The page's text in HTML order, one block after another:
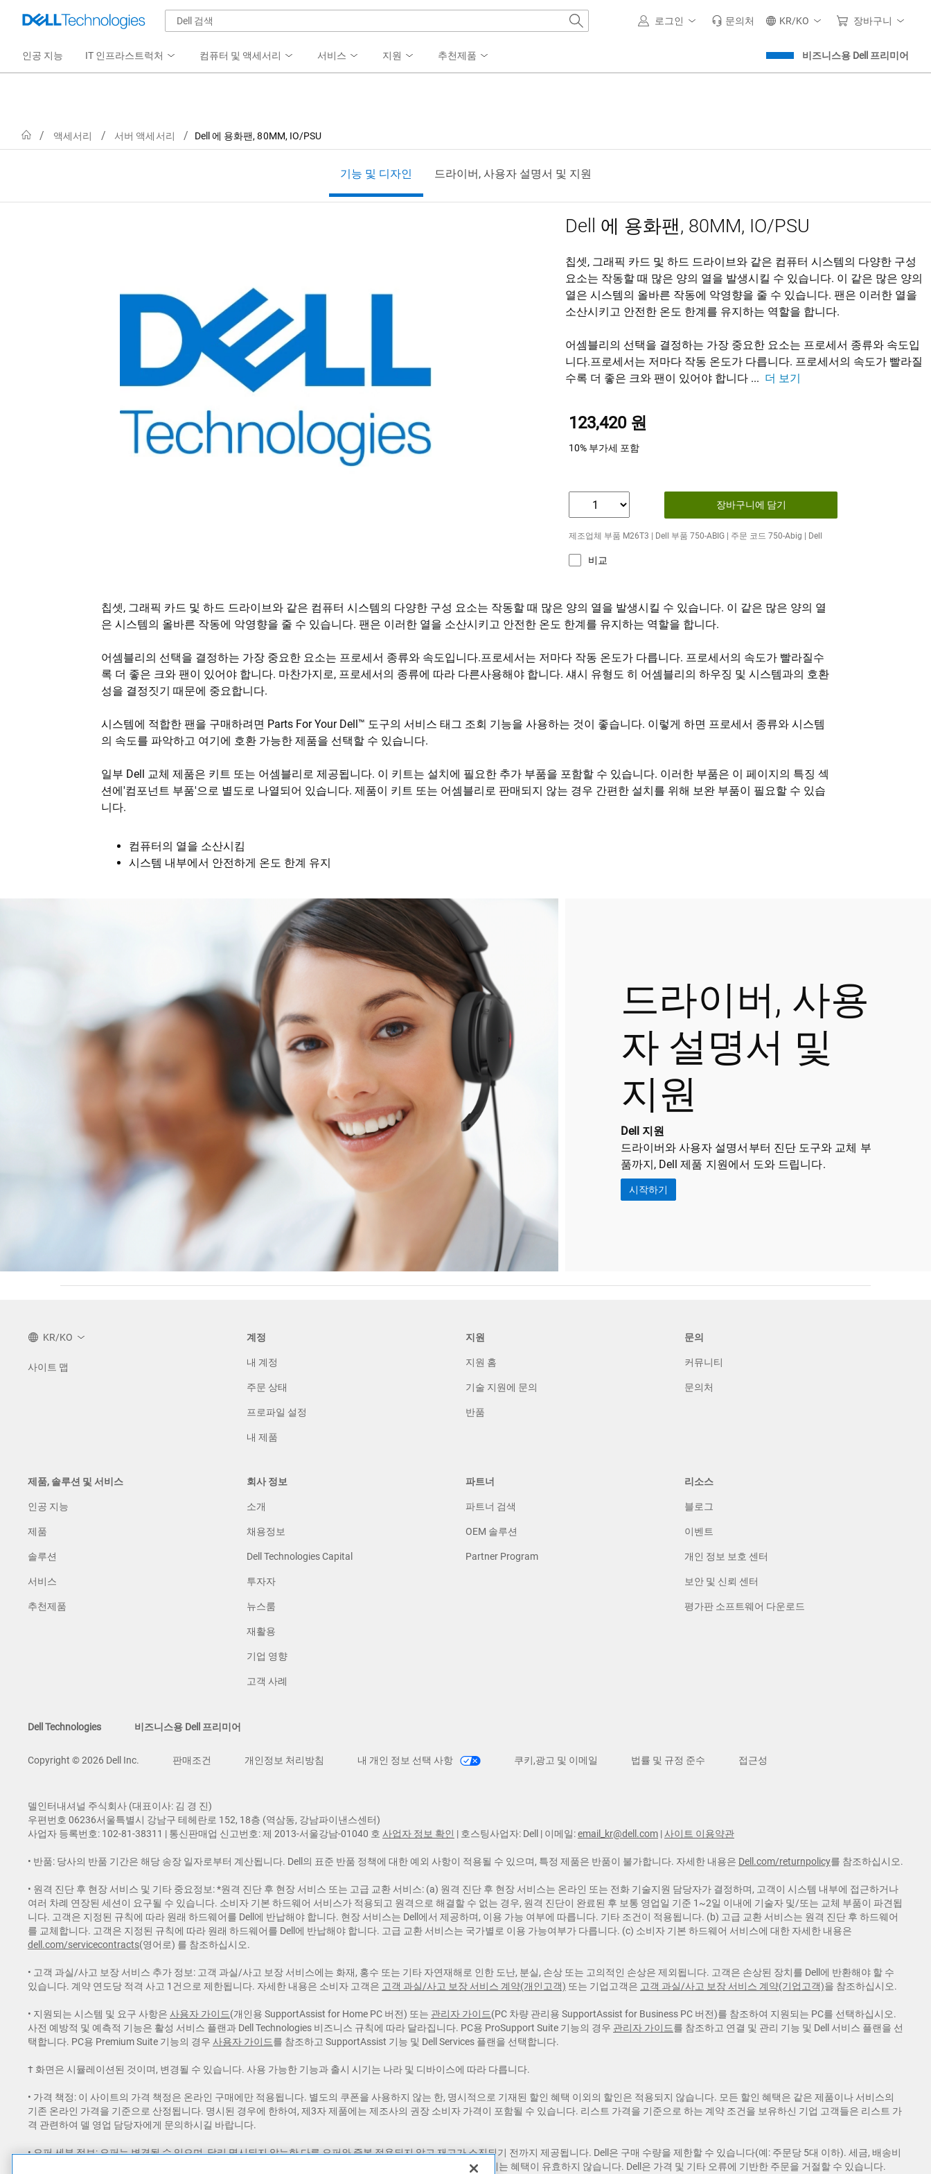
로그인 문의처 KR/KO 장바구니
인공 지능 IT 인프라스트럭처 컴퓨터 및 액세서리 서비스 지원 추천제품 비즈니스용 Dell 프리미어
Home 액세서리 서버 액세서리 Dell 에 용화팬, 80MM, IO/PSU
기능 및 디자인 드라이버, 사용자 설명서 및 지원
Dell 에 용화팬, 80MM, IO/PSU
칩셋, 그래픽 카드 및 하드 드라이브와 같은 컴퓨터 시스템의 다양한 구성
요소는 작동할 때 많은 양의 열을 발생시킬 수 있습니다. 이 같은 많은 양의
열은 시스템의 올바른 작동에 악영향을 줄 수 있습니다. 팬은 이러한 열을
소산시키고 안전한 온도 한계를 유지하는 역할을 합니다.
어셈블리의 선택을 결정하는 가장 중요한 요소는 프로세서 종류와 속도입
니다.프로세서는 저마다 작동 온도가 다릅니다. 프로세서의 속도가 빨라질
수록 더 좋은 크와 팬이 있어야 합니다 ... 더 보기
123,420 원
10% 부가세 포함
장바구니에 담기
제조업체 부품 M26T3 | Dell 부품 750-ABIG | 주문 코드 750-Abig | Dell
비교
칩셋, 그래픽 카드 및 하드 드라이브와 같은 컴퓨터 시스템의 다양한 구성 요소는 작동할 때 많은 양의 열을 발생시킬 수 있습니다. 이 같은 많은 양의 열
은 시스템의 올바른 작동에 악영향을 줄 수 있습니다. 팬은 이러한 열을 소산시키고 안전한 온도 한계를 유지하는 역할을 합니다.
어셈블리의 선택을 결정하는 가장 중요한 요소는 프로세서 종류와 속도입니다.프로세서는 저마다 작동 온도가 다릅니다. 프로세서의 속도가 빨라질수
록 더 좋은 크와 팬이 있어야 합니다. 마찬가지로, 프로세서의 종류에 따라 다른사용해야 합니다. 섀시 유형도 히 어셈블리의 하우징 및 시스템과의 호환
성을 결정짓기 때문에 중요합니다.
시스템에 적합한 팬을 구매하려면 Parts For Your Dell™ 도구의 서비스 태그 조회 기능을 사용하는 것이 좋습니다. 이렇게 하면 프로세서 종류와 시스템
의 속도를 파악하고 여기에 호환 가능한 제품을 선택할 수 있습니다.
일부 Dell 교체 제품은 키트 또는 어셈블리로 제공됩니다. 이 키트는 설치에 필요한 추가 부품을 포함할 수 있습니다. 이러한 부품은 이 페이지의 특징 섹
션에'컴포넌트 부품'으로 별도로 나열되어 있습니다. 제품이 키트 또는 어셈블리로 판매되지 않는 경우 간편한 설치를 위해 보완 부품이 필요할 수 있습
니다.
컴퓨터의 열을 소산시킴
시스템 내부에서 안전하게 온도 한계 유지
드라이버, 사용
자 설명서 및
지원
Dell 지원
드라이버와 사용자 설명서부터 진단 도구와 교체 부
품까지, Dell 제품 지원에서 도와 드립니다.
시작하기
KR/KO
사이트 맵
계정
내 계정
주문 상태
프로파일 설정
내 제품
지원
지원 홈
기술 지원에 문의
반품
문의
커뮤니티
문의처
제품, 솔루션 및 서비스
인공 지능
제품
솔루션
서비스
추천제품
회사 정보
소개
채용정보
Dell Technologies Capital
투자자
뉴스룸
재활용
기업 영향
고객 사례
파트너
파트너 검색
OEM 솔루션
Partner Program
리소스
블로그
이벤트
개인 정보 보호 센터
보안 및 신뢰 센터
평가판 소프트웨어 다운로드
Dell Technologies 비즈니스용 Dell 프리미어
Copyright © 2026 Dell Inc. 판매조건 개인정보 처리방침 내 개인 정보 선택 사항 쿠키,광고 및 이메일 법률 및 규정 준수 접근성
델인터내셔널 주식회사 (대표이사: 김 경 진​)
우편번호 06236서울특별시 강남구 테헤란로 152, 18층 (역삼동, 강남파이낸스센터)
사업자 등록번호: 102-81-38311 | 통신판매업 신고번호: 제 2013-서울강남-01040 호 사업자 정보 확인 | 호스팅사업자: Dell | 이메일:email_kr@dell.com |사이트 이용약관
• 반품: 당사의 반품 기간은 해당 송장 일자로부터 계산됩니다. Dell의 표준 반품 정책에 대한 예외 사항이 적용될 수 있으며, 특정 제품은 반품이 불가합니다. 자세한 내용은 Dell.com/returnpolicy를 참조하십시오.
• 원격 진단 후 현장 서비스 및 기타 중요정보: *원격 진단 후 현장 서비스 또는 고급 교환 서비스: (a) 원격 진단 후 현장 서비스는 온라인 또는 전화 기술지원 담당자가 결정하며, 고객이 시스템 내부에 접근하거나
여러 차례 연장된 세션이 요구될 수 있습니다. 소비자 기본 하드웨어 서비스가 적용되고 원격으로 해결할 수 없는 경우, 원격 진단이 완료된 후 보통 영업일 기준 1~2일 이내에 기술자 및/또는 교체 부품이 파견됩
니다. 고객은 지정된 규칙에 따라 원래 하드웨어를 Dell에 반납해야 합니다. 현장 서비스는 Dell에서 제공하며, 이용 가능 여부에 따릅니다. 기타 조건이 적용됩니다. (b) 고급 교환 서비스는 원격 진단 후 하드웨어
를 교체합니다. 고객은 지정된 규칙에 따라 원래 하드웨어를 Dell에 반납해야 합니다. 고급 교환 서비스는 국가별로 이용 가능여부가 다릅니다. (c) 소비자 기본 하드웨어 서비스에 대한 자세한 내용은
dell.com/servicecontracts(영어로) 를 참조하십시오.
• 고객 과실/사고 보장 서비스 추가 정보: 고객 과실/사고 보장 서비스에는 화재, 홍수 또는 기타 자연재해로 인한 도난, 분실, 손상 또는 고의적인 손상은 제외됩니다. 고객은 손상된 장치를 Dell에 반환해야 할 수
있습니다. 계약 연도당 적격 사고 1건으로 제한됩니다. 자세한 내용은 소비자 고객은 고객 과실/사고 보장 서비스 계약(개인고객) 또는 기업고객은 고객 과실/사고 보장 서비스 계약(기업고객)을 참조하십시오.
• 지원되는 시스템 및 요구 사항은 사용자 가이드(개인용 SupportAssist for Home PC 버전) 또는 관리자 가이드(PC 차량 관리용 SupportAssist for Business PC 버전)를 참조하여 지원되는 PC를 선택하십시오.
사전 예방적 및 예측적 기능은 활성 서비스 플랜과 Dell Technologies 비즈니스 규칙에 따라 달라집니다. PC용 ProSupport Suite 기능의 경우 관리자 가이드를 참조하고 연결 및 관리 기능 및 Dell 서비스 플랜을 선
택합니다. PC용 Premium Suite 기능의 경우 사용자 가이드를 참조하고 SupportAssist 기능 및 Dell Services 플랜을 선택합니다.
† 화면은 시뮬레이션된 것이며, 변경될 수 있습니다. 사용 가능한 기능과 출시 시기는 나라 및 디바이스에 따라 다릅니다.
• 가격 책정: 이 사이트의 가격 책정은 온라인 구매에만 적용됩니다. 별도의 쿠폰을 사용하지 않는 한, 명시적으로 기재된 할인 혜택 이외의 할인은 적용되지 않습니다. 모든 할인 혜택은 같은 제품이나 서비스의
기존 온라인 가격을 기준으로 산정됩니다. 명시된 경우에 한하여, 제3자 제품에는 제조사의 권장 소비자 가격이 포함될 수 있습니다. 리스트 가격을 기준으로 하는 계약 조건을 보유하신 기업 고객들은 리스트 가
격 관련하여 델 영업 담당자에게 문의하시길 바랍니다.
• 오퍼 세부 정보: 오퍼는 변경될 수 있으며, 달리 명시되지 않는한 다른 오퍼와 중복 적용되지 않고 재고가 소진되기 전까지 제공됩니다. Dell은 구매 수량을 제한할 수 있습니다(예: 주문당 5대 이하). 세금, 배송비
및 기타 수수료가 적용됩니다. 무료배송 혜택은 도서산간, 제주도 등 일부 지역에 제공되지 않습니다. 리셀러에게는 혜택이 유효하지 않습니다. Dell은 가격 및 기타 오류에 기반한 주문을 거절할 수 있습니다.